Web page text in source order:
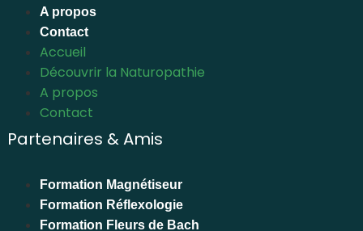
A propos
Contact
Accueil
Découvrir la Naturopathie
A propos
Contact
Partenaires & Amis
Formation Magnétiseur
Formation Réflexologie
Formation Fleurs de Bach